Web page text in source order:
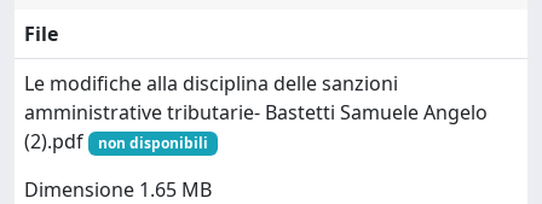
File
Le modifiche alla disciplina delle sanzioni
amministrative tributarie- Bastetti Samuele Angelo
(2).pdf
non disponibili
Dimensione 1.65 MB